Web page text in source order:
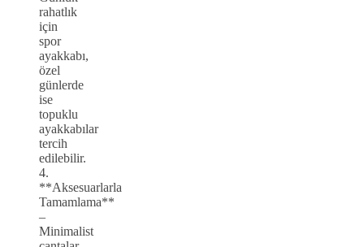
rahatlık
için
spor
ayakkabı,
özel
günlerde
ise
topuklu
ayakkabılar
tercih
edilebilir.
4.
**Aksesuarlarla
Tamamlama**
–
Minimalist